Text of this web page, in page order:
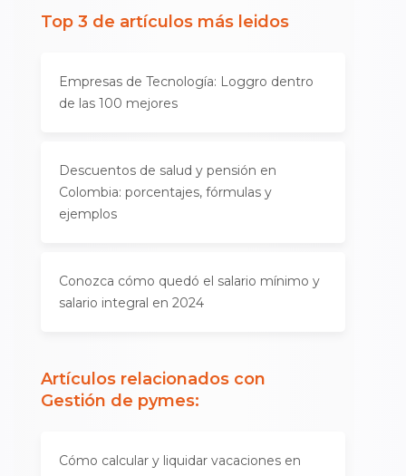
Top 3 de artículos más leidos
Empresas de Tecnología: Loggro dentro
de las 100 mejores
Descuentos de salud y pensión en
Colombia: porcentajes, fórmulas y
ejemplos
Conozca cómo quedó el salario mínimo y
salario integral en 2024
Artículos relacionados con
Gestión de pymes:
Cómo calcular y liquidar vacaciones en